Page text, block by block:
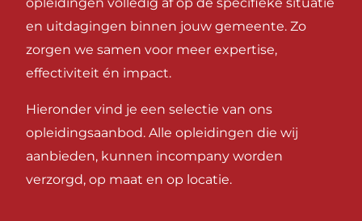
opleidingen volledig af op de specifieke situatie
en uitdagingen binnen jouw gemeente. Zo
zorgen we samen voor meer expertise,
effectiviteit én impact.
Hieronder vind je een selectie van ons
opleidingsaanbod. Alle opleidingen die wij
aanbieden, kunnen incompany worden
verzorgd, op maat en op locatie.